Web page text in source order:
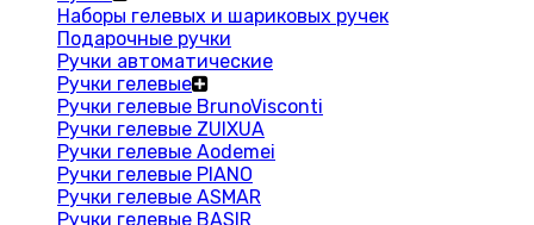
Наборы гелевых и шариковых ручек
Подарочные ручки
Ручки автоматические
Ручки гелевые
Ручки гелевые BrunoVisconti
Ручки гелевые ZUIXUA
Ручки гелевые Aodemei
Ручки гелевые PIANO
Ручки гелевые ASMAR
Ручки гелевые BASIR